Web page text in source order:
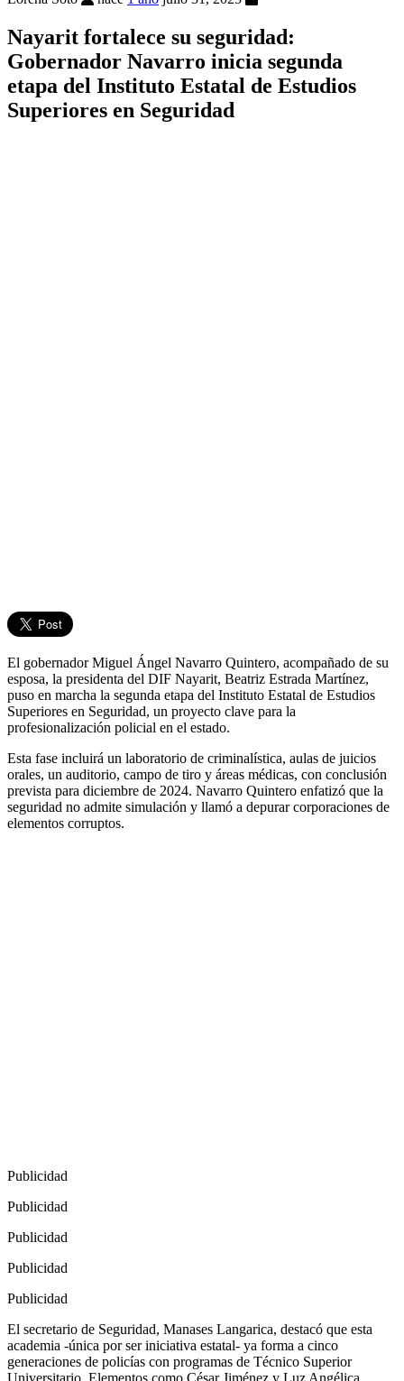
Nayarit fortalece su seguridad:
Gobernador Navarro inicia segunda
etapa del Instituto Estatal de Estudios
Superiores en Seguridad
El gobernador Miguel Ángel Navarro Quintero, acompañado de su
esposa, la presidenta del DIF Nayarit, Beatriz Estrada Martínez,
puso en marcha la segunda etapa del Instituto Estatal de Estudios
Superiores en Seguridad, un proyecto clave para la
profesionalización policial en el estado.
Esta fase incluirá un laboratorio de criminalística, aulas de juicios
orales, un auditorio, campo de tiro y áreas médicas, con conclusión
prevista para diciembre de 2024. Navarro Quintero enfatizó que la
seguridad no admite simulación y llamó a depurar corporaciones de
elementos corruptos.
Publicidad
Publicidad
Publicidad
Publicidad
Publicidad
El secretario de Seguridad, Manases Langarica, destacó que esta
academia -única por ser iniciativa estatal- ya forma a cinco
generaciones de policías con programas de Técnico Superior